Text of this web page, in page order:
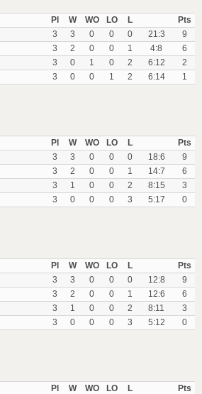
Pl
W WO LO L
Pts
3 3 0 0 0 21:3
9
3 2 0 0 1 4:8
6
3 0 1 0 2 6:12
2
3 0 0 1 2 6:14 1
Pl
W WO LO L
Pts
3 3 0 0 0 18:6
9
3 2 0 0 1 14:7
6
3 1 0 0 2 8:15
3
3 0 0 0 3 5:17 0
Pl
W WO LO L
Pts
3 3 0 0 0 12:8
9
3 2 0 0 1 12:6
6
3 1 0 0 2 8:11
3
3 0 0 0 3 5:12 0
Pl
W WO LO L Pts